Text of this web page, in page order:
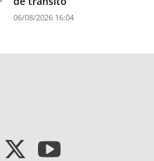
06/08/2026 16:04